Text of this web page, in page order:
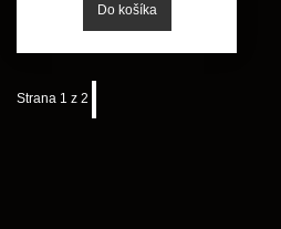
Strana 1 z 2